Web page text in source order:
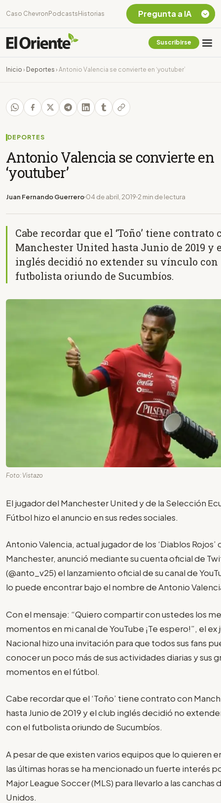
Caso Chevron Podcasts Historias
Suscribirse
Inicio › Deportes › Antonio Valencia se convierte en ‘youtuber’
DEPORTES
Antonio Valencia se convierte en
‘youtuber’
Juan Fernando Guerrero 04 de abril, 2019 2 min de lectura
Cabe recordar que el ‘Toño’ tiene contrato
Manchester United hasta Junio de 2019 y
inglés decidió no extender su vínculo con
futbolista oriundo de Sucumbíos.
Foto: Vistazo
El jugador del Manchester United y de la Selección
Fútbol hizo el anuncio en sus redes sociales.
Antonio Valencia, actual jugador de los ‘Diablos Rojos’
Manchester, anunció mediante su cuenta oficial de
(@anto_v25) el lanzamiento oficial de su canal de
lo puede encontrar bajo el nombre de Antonio
Con el mensaje: “Quiero compartir con ustedes los
momentos en mi canal de YouTube ¡Te espero!”, el ex
Nacional hizo una invitación para que todos sus fans
conocer un poco más de sus actividades diarias y sus
momentos en el fútbol.
Cabe recordar que el ‘Toño’ tiene contrato con
hasta Junio de 2019 y el club inglés decidió no
con el futbolista oriundo de Sucumbíos.
A pesar de que existen varios equipos que lo quieren
las últimas horas se ha mencionado un fuerte interés
Major League Soccer (MLS) para llevarlo a las canchas
Unidos.
Pregunta a IA
Chevron Ecuador